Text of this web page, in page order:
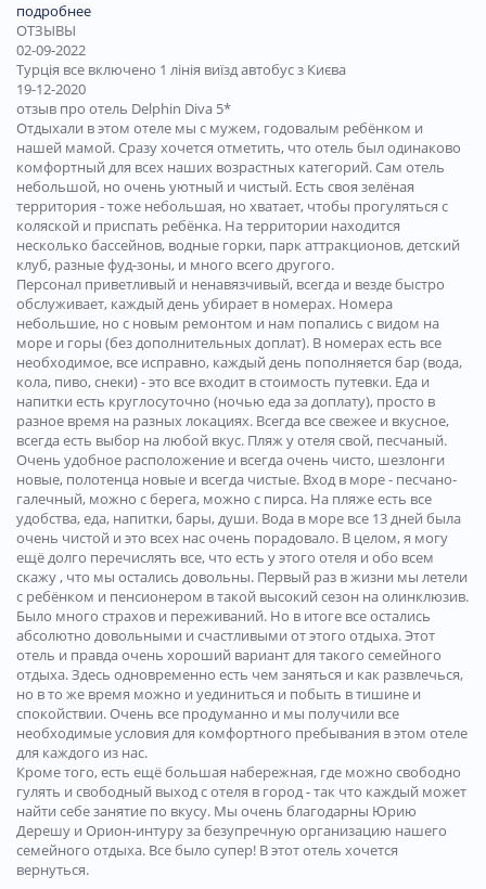
подробнее
ОТЗЫВЫ
02-09-2022
Турція все включено 1 лінія виїзд автобус з Києва
19-12-2020
отзыв про отель Delphin Diva 5*
Отдыхали в этом отеле мы с мужем, годовалым ребёнком и
нашей мамой. Сразу хочется отметить, что отель был одинаково
комфортный для всех наших возрастных категорий. Сам отель
небольшой, но очень уютный и чистый. Есть своя зелёная
территория - тоже небольшая, но хватает, чтобы прогуляться с
коляской и приспать ребёнка. На территории находится
несколько бассейнов, водные горки, парк аттракционов, детский
клуб, разные фуд-зоны, и много всего другого.
Персонал приветливый и ненавязчивый, всегда и везде быстро
обслуживает, каждый день убирает в номерах. Номера
небольшие, но с новым ремонтом и нам попались с видом на
море и горы (без дополнительных доплат). В номерах есть все
необходимое, все исправно, каждый день пополняется бар (вода,
кола, пиво, снеки) - это все входит в стоимость путевки. Еда и
напитки есть круглосуточно (ночью еда за доплату), просто в
разное время на разных локациях. Всегда все свежее и вкусное,
всегда есть выбор на любой вкус. Пляж у отеля свой, песчаный.
Очень удобное расположение и всегда очень чисто, шезлонги
новые, полотенца новые и всегда чистые. Вход в море - песчано-
галечный, можно с берега, можно с пирса. На пляже есть все
удобства, еда, напитки, бары, души. Вода в море все 13 дней была
очень чистой и это всех нас очень порадовало. В целом, я могу
ещё долго перечислять все, что есть у этого отеля и обо всем
скажу , что мы остались довольны. Первый раз в жизни мы летели
с ребёнком и пенсионером в такой высокий сезон на олинклюзив.
Было много страхов и переживаний. Но в итоге все остались
абсолютно довольными и счастливыми от этого отдыха. Этот
отель и правда очень хороший вариант для такого семейного
отдыха. Здесь одновременно есть чем заняться и как развлечься,
но в то же время можно и уединиться и побыть в тишине и
спокойствии. Очень все продуманно и мы получили все
необходимые условия для комфортного пребывания в этом отеле
для каждого из нас.
Кроме того, есть ещё большая набережная, где можно свободно
гулять и свободный выход с отеля в город - так что каждый может
найти себе занятие по вкусу. Мы очень благодарны Юрию
Дерешу и Орион-интуру за безупречную организацию нашего
семейного отдыха. Все было супер! В этот отель хочется
вернуться.